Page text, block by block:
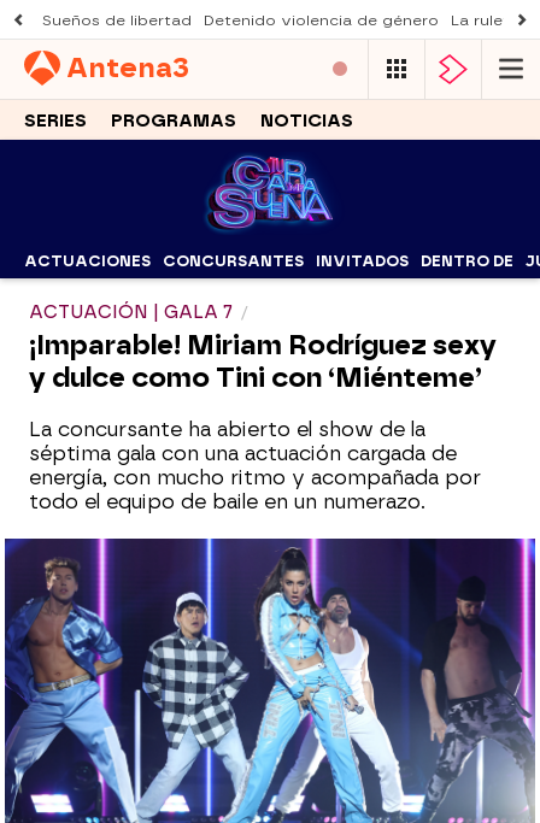
Sueños de libertad Detenido violencia de género La ruleta
Antena3
SERIES PROGRAMAS NOTICIAS
ACTUACIONES CONCURSANTES INVITADOS DENTRO DE
ACTUACIÓN | GALA 7
¡Imparable! Miriam Rodríguez sexy
y dulce como Tini con ‘Miénteme’
La concursante ha abierto el show de la
séptima gala con una actuación cargada de
energía, con mucho ritmo y acompañada por
todo el equipo de baile en un numerazo.
Andrea Guasch, imparable: ni Frank
Sinatra puede con su Ariana Grande
Todos los retos de la Gala 8: Un robo
polémico, Bruno Mars y Amy Winehouse
Así queda el ranking de concursantes tras
la séptima gala de ‘Tu cara me suena 10’